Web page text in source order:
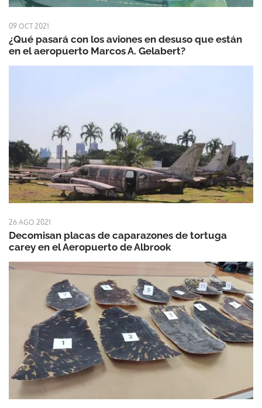
09 OCT 2021
¿Qué pasará con los aviones en desuso que están
en el aeropuerto Marcos A. Gelabert?
26 AGO 2021
Decomisan placas de caparazones de tortuga
carey en el Aeropuerto de Albrook